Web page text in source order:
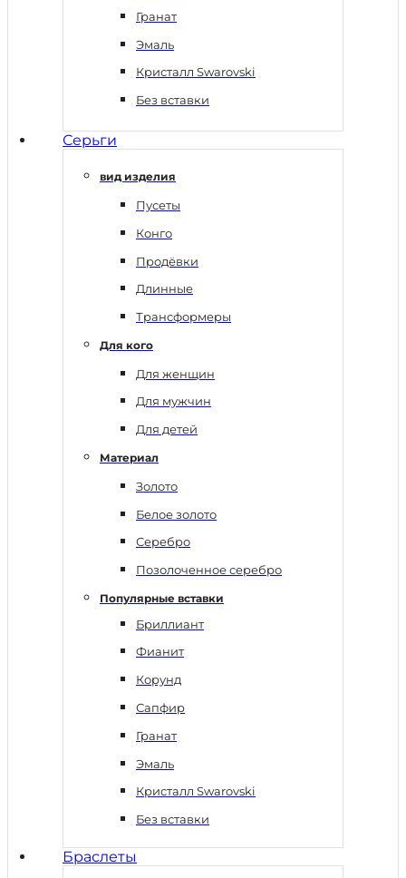
Гранат
Эмаль
Кристалл Swarovski
Без вставки
Серьги
вид изделия
Пусеты
Конго
Продёвки
Длинные
Трансформеры
Для кого
Для женщин
Для мужчин
Для детей
Материал
Золото
Белое золото
Серебро
Позолоченное серебро
Популярные вставки
Бриллиант
Фианит
Корунд
Сапфир
Гранат
Эмаль
Кристалл Swarovski
Без вставки
Браслеты